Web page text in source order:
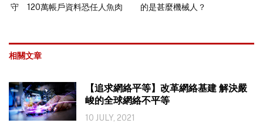
守 120萬帳戶資料恐任人魚肉
的是甚麼機械人？
相關文章
【追求網絡平等】改革網絡基建 解決嚴
峻的全球網絡不平等
10 JULY, 2021